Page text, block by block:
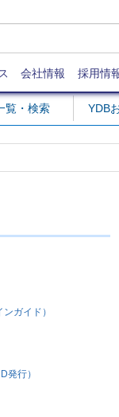
会社情報 採用情
覧・検索 YDB
ンガイド）
発行）